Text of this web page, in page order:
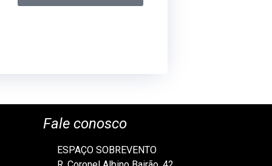
Fale conosco
ESPAÇO SOBREVENTO